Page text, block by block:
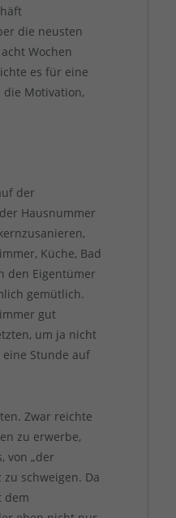
die neusten
Wochen
es für eine
die Motivation,
der
Hausnummer
Küche, Bad
den Eigentümer
gemütlich.
gut
um ja nicht
Stunde auf
Zwar reichte
zu erwerbe,
von „der
schweigen. Da
dem